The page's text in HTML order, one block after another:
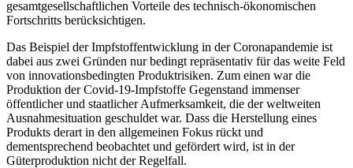
gesamtgesellschaftlichen Vorteile des technisch-ökonomischen
Fortschritts berücksichtigen.
Das Beispiel der Impfstoffentwicklung in der Coronapandemie ist
dabei aus zwei Gründen nur bedingt repräsentativ für das weite Feld
von innovationsbedingten Produktrisiken. Zum einen war die
Produktion der Covid-19-Impfstoffe Gegenstand immenser
öffentlicher und staatlicher Aufmerksamkeit, die derweltweiten
Ausnahmesituation geschuldet war. Dass die Herstellung eines
Produkts derart in den allgemeinen Fokus rückt und
dementsprechend beobachtet und gefördert wird, ist in der
Güterproduktion nicht der Regelfall.